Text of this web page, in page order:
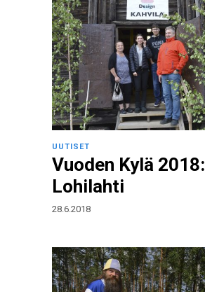
UUTISET
Vuoden Kylä 2018:
Lohilahti
28.6.2018